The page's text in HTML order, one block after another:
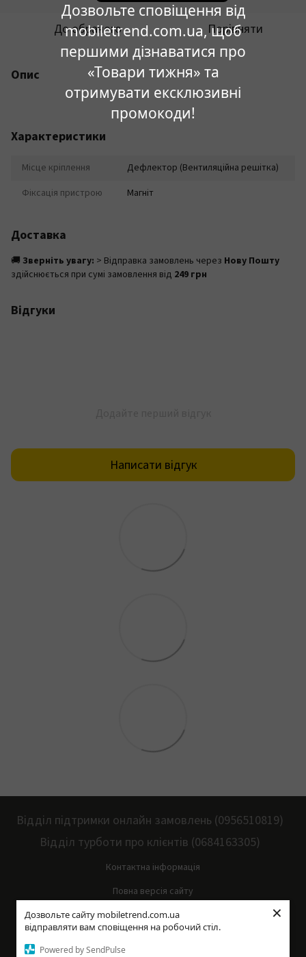
Дозвольте сайту mobiletrend.com.ua
відправляти вам сповіщення на робочий стіл.
Powered by SendPulse
×
Дозвольте сповіщення від
mobiletrend.com.ua, щоб
першими дізнаватися про
«Товари тижня» та
отримувати ексклюзивні
промокоди!
До обраного Порівняти
Опис
Характеристики
Місце кріплення
Дефлектор (Вентиляційна решітка)
Фіксація пристрою
Магніт
Доставка
🚚 Зверніть увагу: > Відправка замовлень через Нову Пошту
здійснюється при сумі замовлення від 249 грн
Відгуки
Написати відгук
Відділ підтримки онлайн замовлень (0956510819)
Відділ турботи про клієнтів (0684163305)
Контактна інформація
Повна версія сайту
Мапа сайту